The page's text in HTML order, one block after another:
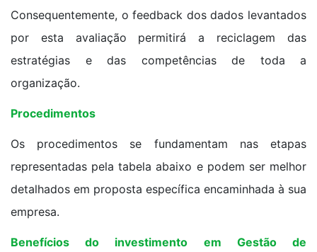
Consequentemente, o feedback dos dados levantados
por esta avaliação permitirá a reciclagem das
estratégias e das competências de toda a
organização.
Procedimentos
Os procedimentos se fundamentam nas etapas
representadas pela tabela abaixo e podem ser melhor
detalhados em proposta específica encaminhada à sua
empresa.
Benefícios do investimento em Gestão de